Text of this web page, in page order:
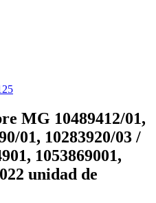
MG 10489412/01,
01, 10283920/03 /
1053869001,
unidad de